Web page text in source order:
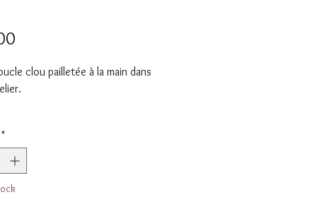
clou pailletée à la main dans
la paire, merci d'indiquer
panier.
*